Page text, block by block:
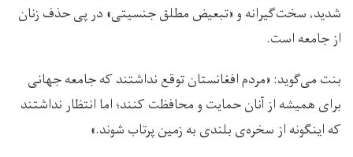
شدید، سخت‌گیرانه و «تبعیض مطلق جنسیتی» در پی حذف زنان
از جامعه است.
بنت می‌گوید: «مردم افغانستان توقع نداشتند که جامعه جهانی
برای همیشه از آنان حمایت و محافظت کنند؛ اما انتظار نداشتند
که اینگونه از سخره‌ی بلندی به زمین پرتاب شوند.»